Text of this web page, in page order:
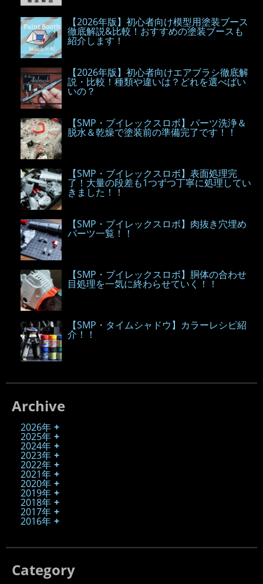
【2026年版】初心者向け模型用塗装ブース
徹底解説&比較！おすすめの塗装ブースも
紹介します！
【2026年版】初心者向けエアブラシ徹底解
説・比較！種類や違いは？どれを選べばい
いの？
【SMP・ブイレックスロボ】パーツ洗浄＆
脱水＆乾燥で塗装前の準備完了です！！
【SMP・ブイレックスロボ】表面処理完
了！大量の段差も1つずつ丁寧に処理してい
きました！！
【SMP・ブイレックスロボ】肉抜き穴埋め
パーツ一覧！！
【SMP・ブイレックスロボ】胴体の合わせ
目処理を一気に終わらせていく！！
【SMP・タイムシャドウ】カラーレシピ紹
介！！
Archive
2026年
2025年
2024年
2023年
2022年
2021年
2020年
2019年
2018年
2017年
2016年
Category